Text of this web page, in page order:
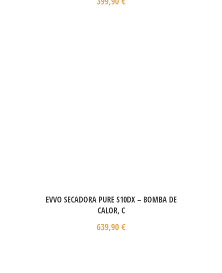
EVVO SECADORA PURE S10DX – BOMBA DE
CALOR, C
639,90 €